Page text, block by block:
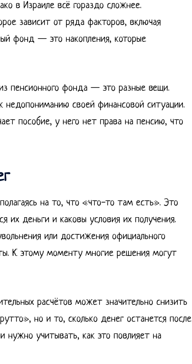
в Израиле всё гораздо сложнее.
зависит от ряда факторов, включая
фонд — это накопления, которые
пенсионного фонда — это разные вещи.
своей финансовой ситуации.
пособие, у него нет права на пенсию, что
на то, что «что-то там есть». Это
деньги и каковы условия их получения.
или достижения официального
К этому моменту многие решения могут
расчётов может значительно снизить
но и то, сколько денег останется после
нужно учитывать, как это повлияет на